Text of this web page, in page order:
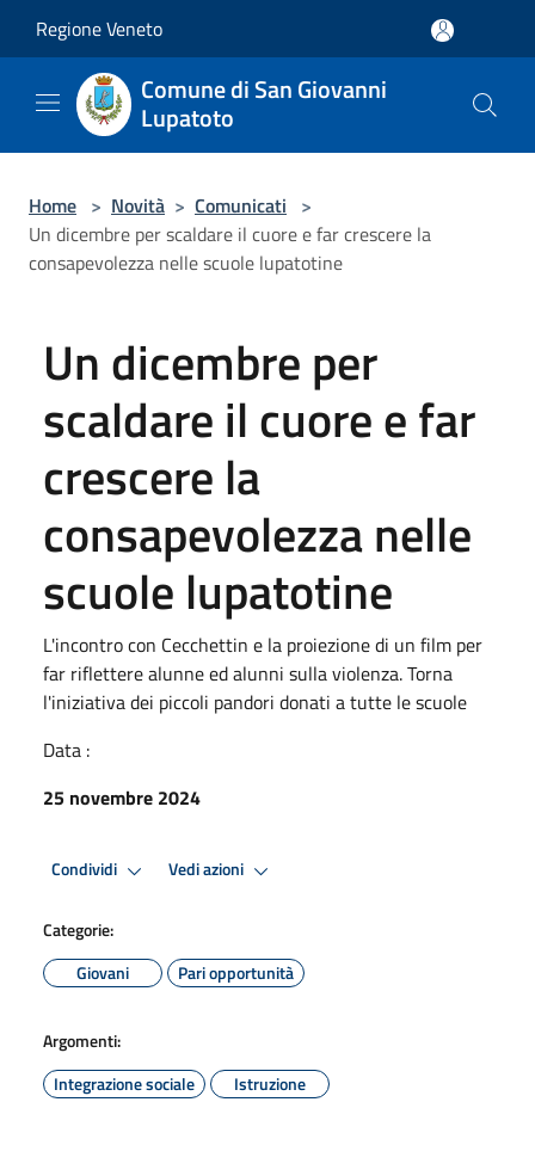
Regione Veneto
Comune di San Giovanni
Lupatoto
Home > Novità > Comunicati >
Un dicembre per scaldare il cuore e far crescere la
consapevolezza nelle scuole lupatotine
Un dicembre per
scaldare il cuore e far
crescere la
consapevolezza nelle
scuole lupatotine
L'incontro con Cecchettin e la proiezione di un film per
far riflettere alunne ed alunni sulla violenza. Torna
l'iniziativa dei piccoli pandori donati a tutte le scuole
Data :
25 novembre 2024
Condividi Vedi azioni
Categorie:
Giovani
Pari opportunità
Argomenti:
Integrazione sociale
Istruzione